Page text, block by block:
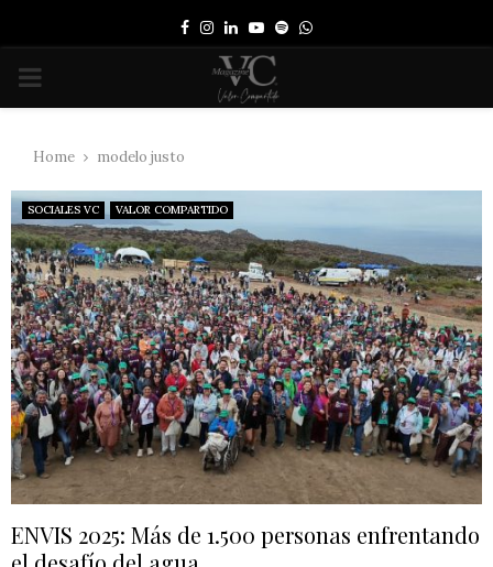
Facebook
Instagram
LinkedinYoutube
SpotifyWhatsapp
PRIMARY
Home modelo justo
SOCIALES VC VALOR COMPARTIDO
ENVIS 2025: Más de 1.500 personas enfrentando